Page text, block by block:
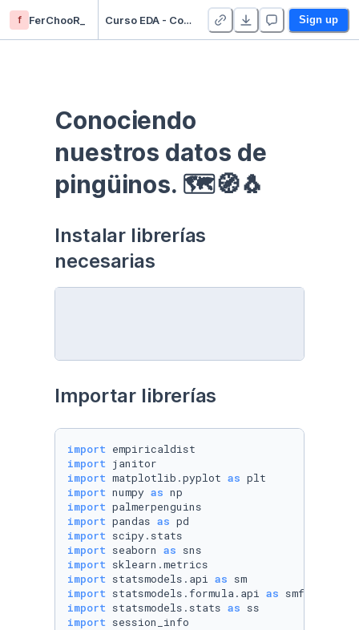
f FerChooR_ Curso EDA - Communication - Duplicate Sign up
Conociendo
nuestros datos de
pingüinos. 🗺🧭🐧
Instalar librerías
necesarias
Importar librerías
import
import
import matplotlib.pyplot as
import numpy as
import
import pandas as
import
import seaborn as
import
import statsmodels.api as
import statsmodels.formula.api as
import statsmodels.stats as
import session_info